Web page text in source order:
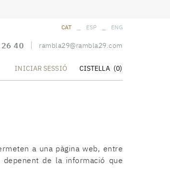
CAT ESP ENG
40 rambla29@rambla29.com
INICIAR SESSIÓ CISTELLA (0)
a una pàgina web, entre
de la informació que